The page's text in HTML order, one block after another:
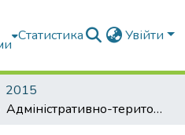
Статистика Увійти
2015
Адміністративно-територіальне реформування як центральна ідея концепції «нового регіоналізму»